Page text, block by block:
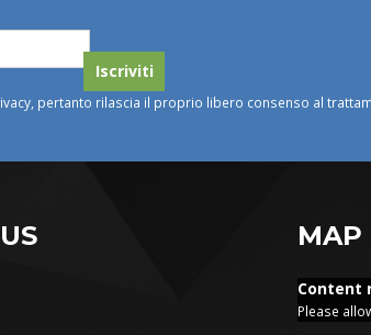
pertanto rilascia il proprio libero consenso al
MAP
Content
Please